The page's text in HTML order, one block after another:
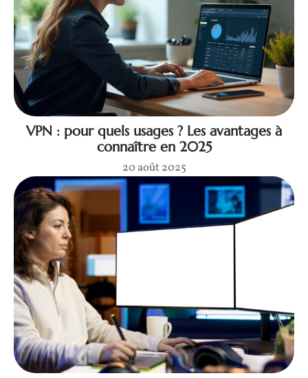
VPN : pour quels usages ? Les avantages à
connaître en 2025
20 août 2025